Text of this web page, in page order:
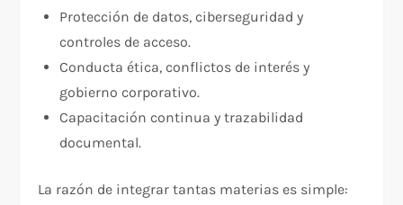
Protección de datos, ciberseguridad y
controles de acceso.
Conducta ética, conflictos de interés y
gobierno corporativo.
Capacitación continua y trazabilidad
documental.
La razón de integrar tantas materias es simple: